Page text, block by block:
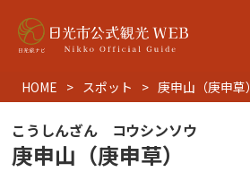
HOME スポット 庚申山（庚申草）
こうしんざん コウシンソウ
庚申山（庚申草）